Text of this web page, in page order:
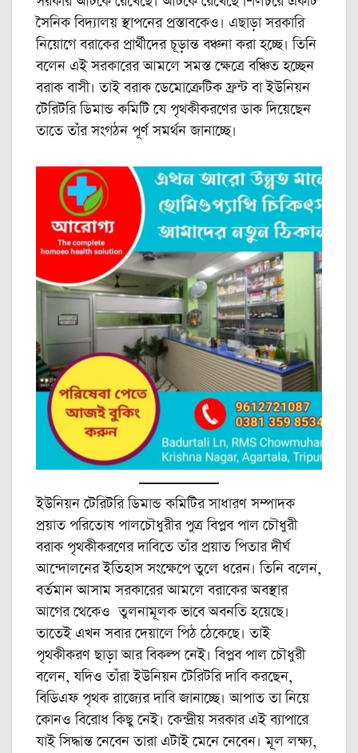
সৈনিক বিদ্যালয় স্থাপনের প্রস্তাবকেও। এছাড়া সরকারি
নিয়োগে বরাকের প্রার্থীদের চূড়ান্ত বঞ্চনা করা হচ্ছে। তিনি
বলেন এই সরকারের আমলে সমস্ত ক্ষেত্রে বঞ্চিত হচ্ছেন
বরাক বাসী। তাই বরাক ডেমোক্রেটিক ফ্রন্ট বা ইউনিয়ন
টেরিটরি ডিমান্ড কমিটি যে পৃথকীকরণের ডাক দিয়েছেন
তাতে তাঁর সংগঠন পূর্ণ সমর্থন জানাচ্ছে।
ইউনিয়ন টেরিটরি ডিমান্ড কমিটির সাধারণ সম্পাদক
প্রয়াত পরিতোষ পালচৌধুরীর পুত্র বিপ্লব পাল চৌধুরী
বরাক পৃথকীকরণের দাবিতে তাঁর প্রয়াত পিতার দীর্ঘ
আন্দোলনের ইতিহাস সংক্ষেপে তুলে ধরেন। তিনি বলেন,
বর্তমান আসাম সরকারের আমলে বরাকের অবস্থার
আগের থেকেও তুলনামূলক ভাবে অবনতি হয়েছে।
তাতেই এখন সবার দেয়ালে পিঠ ঠেকেছে। তাই
পৃথকীকরণ ছাড়া আর বিকল্প নেই। বিপ্লব পাল চৌধুরী
বলেন, যদিও তাঁরা ইউনিয়ন টেরিটরি দাবি করছেন,
বিডিএফ পৃথক রাজ্যের দাবি জানাচ্ছে। আপাত তা নিয়ে
কোনও বিরোধ কিছু নেই। কেন্দ্রীয় সরকার এই ব্যাপারে
যাই সিদ্ধান্ত নেবেন তারা এটাই মেনে নেবেন। মূল লক্ষ্য,